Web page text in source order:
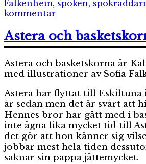
Falkenhem, spöken,
kommentartill
instängda
spöket
Det
rädda
Astera och
Astera och basketskorna är
med illustrationer av Sofia
Astera har flyttat till Eskiltuna
år sedan men det är svårt att
Hennes bror har gått med i
inte ägna lika mycket tid till
det gör att hon känner sig
jobbar mest hela tiden
saknar sin pappa jättemycket.